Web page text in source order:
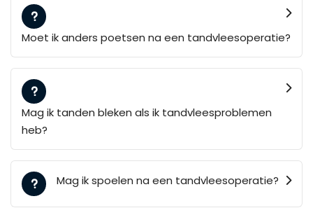
Moet ik anders poetsen na een tandvleesoperatie?
Mag ik tanden bleken als ik tandvleesproblemen
heb?
Mag ik spoelen na een tandvleesoperatie?